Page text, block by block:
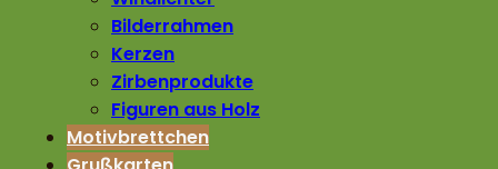
Bilderrahmen
Kerzen
Zirbenprodukte
Figuren aus Holz
Motivbrettchen